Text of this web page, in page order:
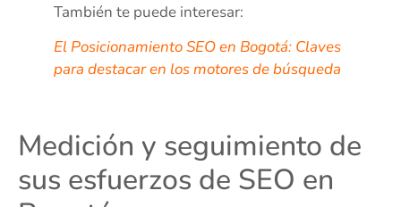
También te puede interesar:
El Posicionamiento SEO en Bogotá: Claves
para destacar en los motores de búsqueda
Medición y seguimiento de
sus esfuerzos de SEO en